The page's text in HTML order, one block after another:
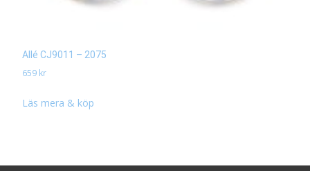
Allé CJ9011 – 2075
659 kr
Läs mera & köp